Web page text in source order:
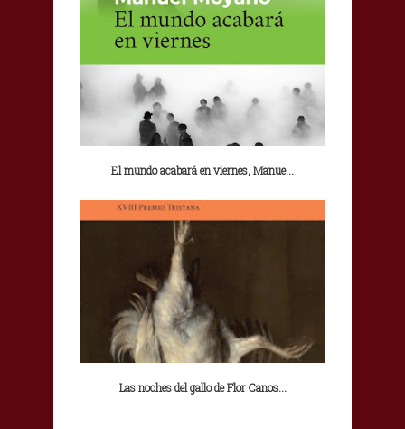
El mundo acabará en viernes, Manue...
Las noches del gallo de Flor Canos...